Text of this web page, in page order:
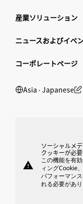
産業ソリューション
ニュースおよびイベ
コーポレートページ
Asia ‧ Japanese
warning
ソーシャルメ
クッキーが必
この機能を有
ィングCookie
パフォーマン
れる必要があり